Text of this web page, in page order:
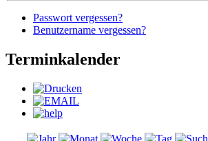
Passwort vergessen?
Benutzername vergessen?
Terminkalender